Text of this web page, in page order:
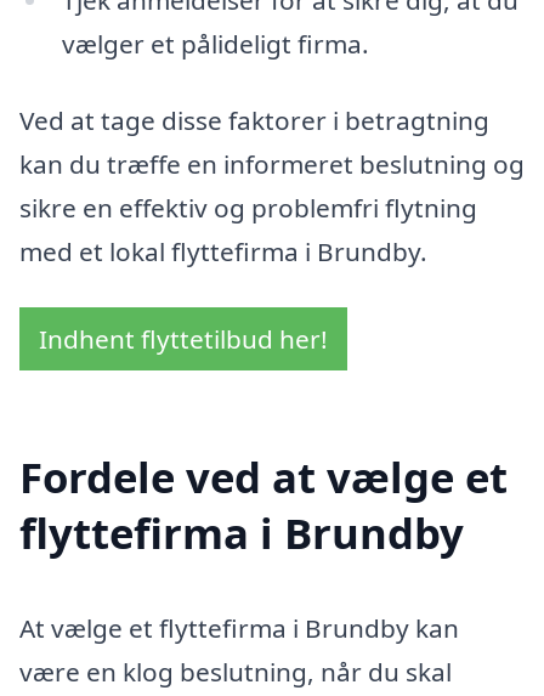
vælger et pålideligt firma.
Ved at tage disse faktorer i betragtning
kan du træffe en informeret beslutning og
sikre en effektiv og problemfri flytning
med et lokal flyttefirma i Brundby.
Indhent flyttetilbud her!
Fordele ved at vælge et
flyttefirma i Brundby
At vælge et flyttefirma i Brundby kan
være en klog beslutning, når du skal